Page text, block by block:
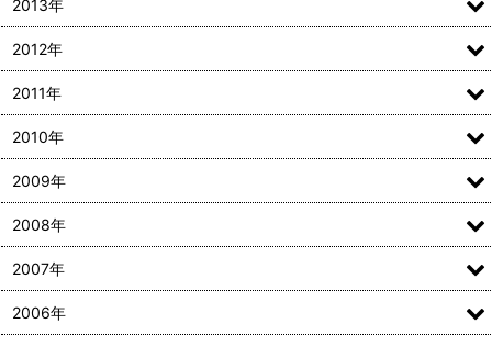
2013年
2012年
2011年
2010年
2009年
2008年
2007年
2006年